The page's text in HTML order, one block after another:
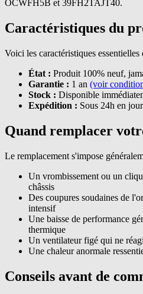
OCWFH5B et 39FH2TAJT40.
Caractéristiques du
Voici les caractéristiques essentielles
État : Produit 100% neuf,
Garantie : 1 an (voir
Stock : Disponible
Expédition : Sous 24h en
Quand remplacer
Le remplacement s'impose
Un vrombissement ou un
châssis
Des coupures soudaines de
intensif
Une baisse de performance
thermique
Un ventilateur figé qui ne
Une chaleur anormale
Conseils avant de